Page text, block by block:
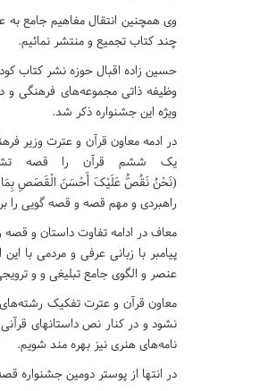
وی همچنین انتقال مفاهیم جامع به
چند کتاب تجمیع و منتشر نمائیم.
حسین زاده اقبال حوزه نشر کتاب
وظیفه ذاتی مجموعه‌های فرهنگی و
ویژه این جشنواره ذکر شد.
در ادمه معاون قرآن و عترت وزیر
یک ششم قرآن را قصه
(نَحْنُ نَقُصُّ عَلَیْکَ أَحْسَنَ الْقَصَصِ بِمَا
راهبردی و مهم قصه و قصه گویی را
معاف در ادامه تفاوت داستان و قصه
پیامبر با زبانی عرفی و مردمی با
عنصر و الگوی جامع تبلیغی و و
معاون قرآن و عترت تفکیک
نشود و در کنار نص داستانهای
نامه‌های هنری نیز بهره مند شویم.
در انتها از پوستر دومین جشنواره